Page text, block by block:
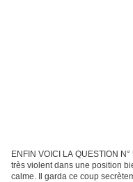
ENFIN VOICI LA QUESTION
très violent dans une position
calme. Il garda ce coup